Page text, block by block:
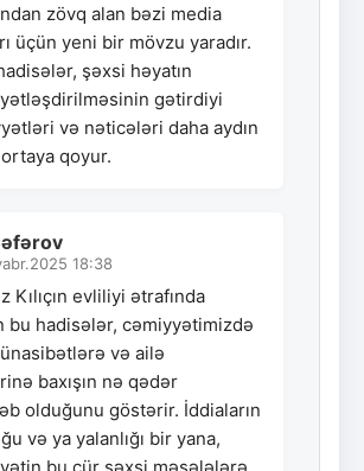
zövq alan bəzi media
üçün yeni bir mövzu yaradır.
şəxsi həyatın
gətirdiyi
və nəticələri daha aydın
qoyur.
18:38
Kılıçın evliliyi ətrafında
bu hadisələr, cəmiyyətimizdə
və ailə
baxışın nə qədər
olduğunu göstərir. İddiaların
və ya yalanlığı bir yana,